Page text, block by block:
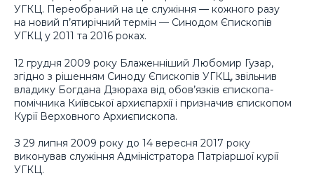
УГКЦ. Переобраний на це служіння — кожного разу
на новий п’ятирічний термін — Синодом Єпископів
УГКЦ у 2011 та 2016 роках.
12 грудня 2009 року Блаженніший Любомир Гузар,
згідно з рішенням Синоду Єпископів УГКЦ, звільнив
владику Богдана Дзюраха від обов’язків єпископа-
помічника Київської архиєпархії і призначив єпископом
Курії Верховного Архиєпископа.
З 29 липня 2009 року до 14 вересня 2017 року
виконував служіння Адміністратора Патріаршої курії
УГКЦ.